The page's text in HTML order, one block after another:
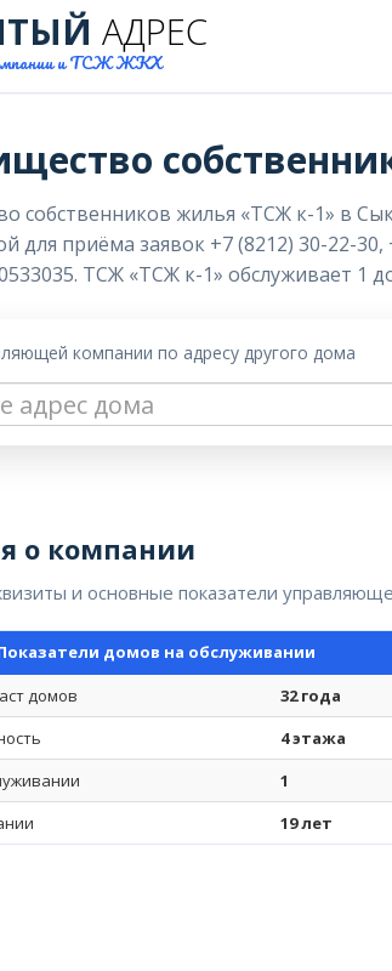
АДРЕС
и ТСЖ ЖКХ
собственников жилья «ТСЖ к-1» в
для приёма заявок +7 (8212) 30-22-
ТСЖ «ТСЖ к-1» обслуживает 1
компании по адресу другого дома
о компании
и основные показатели
домов на обслуживании
домов
32 года
4 этажа
1
19 лет